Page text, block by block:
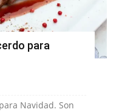
para
Navidad. Son